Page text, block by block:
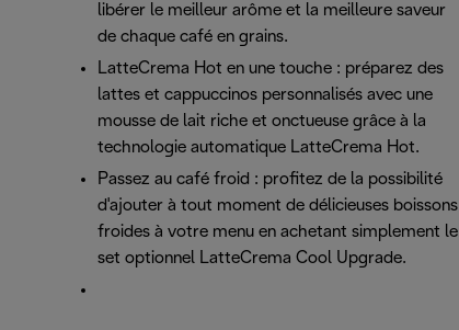
libérer le meilleur arôme et la meilleure saveur
de chaque café en grains.
LatteCrema Hot en une touche : préparez des
lattes et cappuccinos personnalisés avec une
mousse de lait riche et onctueuse grâce à la
technologie automatique LatteCrema Hot.
Passez au café froid : profitez de la possibilité
d'ajouter à tout moment de délicieuses boissons
froides à votre menu en achetant simplement le
set optionnel LatteCrema Cool Upgrade.